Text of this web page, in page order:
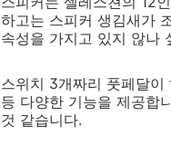
하고는 스피커 생김새가
속성을 가지고 있지 않나
스위치 3개짜리 풋페달
등 다양한 기능을 제공합
것 같습니다.